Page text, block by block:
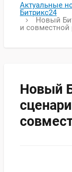
Актуальные
Битрикс24
Новый
и совместной
Новый